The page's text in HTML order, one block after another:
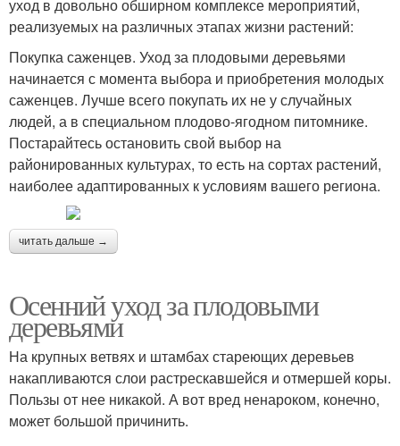
уход в довольно обширном комплексе мероприятий,
реализуемых на различных этапах жизни растений:
Покупка саженцев. Уход за плодовыми деревьями
начинается с момента выбора и приобретения молодых
саженцев. Лучше всего покупать их не у случайных
людей, а в специальном плодово-ягодном питомнике.
Постарайтесь остановить свой выбор на
районированных культурах, то есть на сортах растений,
наиболее адаптированных к условиям вашего региона.
читать дальше →
Осенний уход за плодовыми
деревьями
На крупных ветвях и штамбах стареющих деревьев
накапливаются слои растрескавшейся и отмершей коры.
Пользы от нее никакой. А вот вред ненароком, конечно,
может большой причинить.